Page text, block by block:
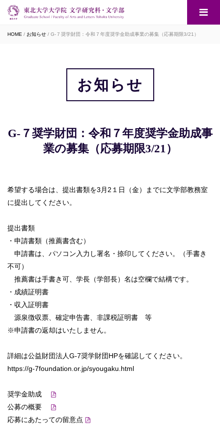
HOME お知らせ G-７奨学財団：令和７年度奨学金助成事業の募集（応募期限3/21）
お知らせ
G-７奨学財団：令和７年度奨学金助成事
業の募集（応募期限3/21）
希望する場合は、提出書類を3月2１日（金）までに文学部教務室
に提出してください。
提出書類
・申請書類（推薦書含む）
申請書は、パソコン入力し署名・捺印してください。（手書き
不可）
推薦書は手書き可、学長（学部長）名は空欄で結構です。
・成績証明書
・収入証明書
源泉徴収票、確定申告書、非課税証明書 等
※申請書の返却はいたしません。
詳細は公益財団法人G-7奨学財団HPを確認してください。
https://g-7foundation.or.jp/syougaku.html
奨学金助成
公募の概要
応募にあたっての留意点